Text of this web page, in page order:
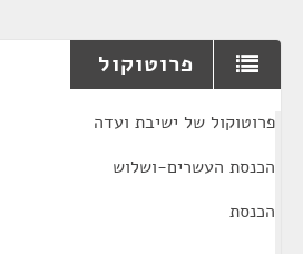
פרוטוקול
פרוטוקול של ישיבת ועדה
הכנסת העשרים-ושלוש
הכנסת